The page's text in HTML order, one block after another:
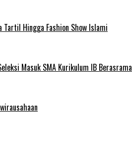
Tartil Hingga Fashion Show Islami
Masuk SMA Kurikulum IB Berasrama